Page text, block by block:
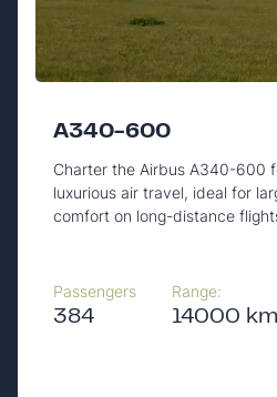
A340-600
Charter the Airbus A340-600
luxurious air travel, ideal for
comfort on long-distance
Passengers
384
Range:
14000 km